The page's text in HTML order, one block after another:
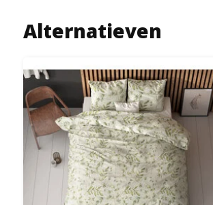
Alternatieven